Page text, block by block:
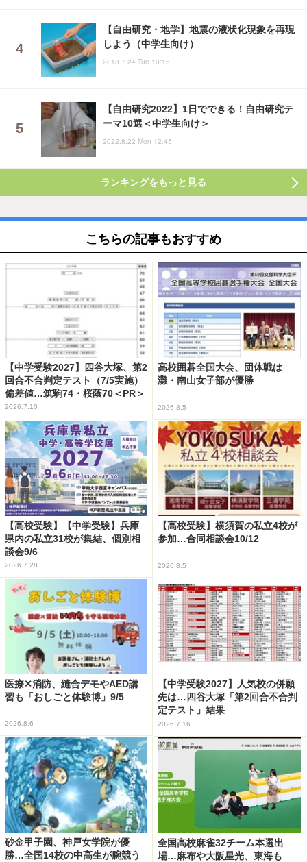
【自由研究・地学】地震の液状化現象を再現
しよう（中学生向け）
2018.7.24 Tue 10:15
【自由研究2022】1日でできる！自由研究テ
ーマ10選＜中学生向け＞
2022.8.22 Mon 12:45
ランキングをもっと見る
こちらの記事もおすすめ
【中学受験2027】四谷大塚、第2
回合不合判定テスト（7/5実施）
偏差値…筑駒74・桜蔭70＜PR＞
2026.7.10
高校囲碁全国大会、団体戦は
灘・南山女子部が優勝
2026.8.5
【高校受験】【中学受験】兵庫
県内の私立31校が集結、個別相
談会9/6
2026.7.28
【高校受験】横須賀の私立4校が
参加…合同相談会10/12
2026.8.5
医療✕消防、縫合デモやAED講
習も「おしごと体験博」9/5
2026.8.6
【中学受験2027】人気校の併願
先は…四谷大塚「第2回合不合判
定テスト」結果
2026.7.16
砂金甲子園、神戸女学院が優
勝…全国14校の中高生が腕競う
全国高校麻雀32チーム本選出
場…麻布や大阪星光、東海も